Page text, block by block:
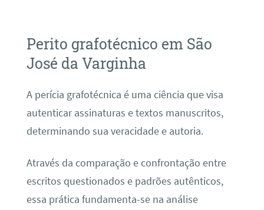
Perito grafotécnico em São
José da Varginha
A perícia grafotécnica é uma ciência que visa
autenticar assinaturas e textos manuscritos,
determinando sua veracidade e autoria.
Através da comparação e confrontação entre
escritos questionados e padrões autênticos,
essa prática fundamenta-se na análise